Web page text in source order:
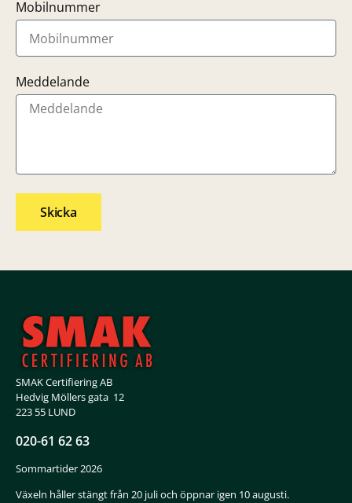
Mobilnummer
Meddelande
Skicka
SMAK Certifiering AB
Hedvig Möllers gata 12
223 55 LUND
020-61 62 63
Sommartider 2026
Växeln håller stängt från 20 juli och öppnar igen 10 augusti.